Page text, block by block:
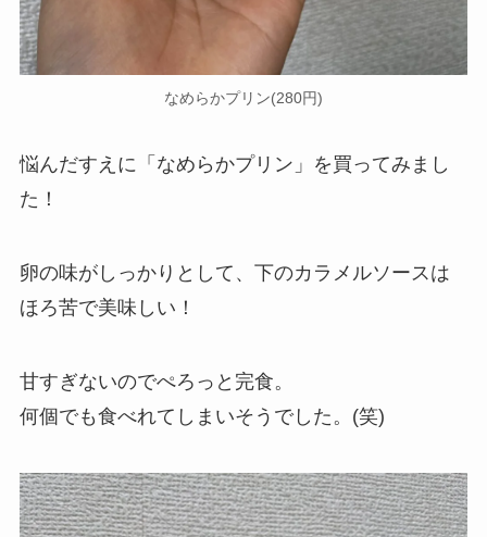
なめらかプリン(280円)
悩んだすえに「なめらかプリン」を買ってみまし
た！
卵の味がしっかりとして、下のカラメルソースは
ほろ苦で美味しい！
甘すぎないのでぺろっと完食。
何個でも食べれてしまいそうでした。(笑)